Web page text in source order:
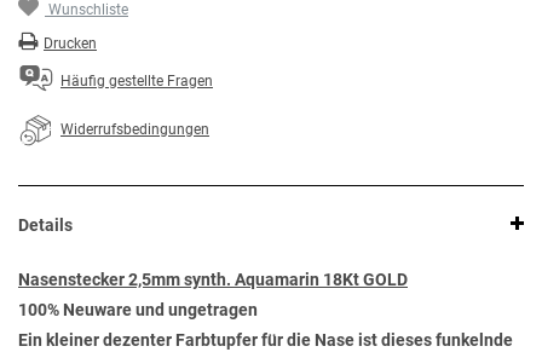
Wunschliste
Drucken
Häufig gestellte Fragen
Widerrufsbedingungen
Details
Nasenstecker 2,5mm synth. Aquamarin 18Kt GOLD
100% Neuware und ungetragen
Ein kleiner dezenter Farbtupfer für die Nase ist dieses funkelnde